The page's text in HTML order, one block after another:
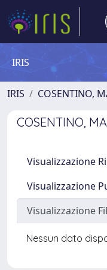
IRIS
IRIS COSENTINO,
COSENTINO,
Visualizzazione
Visualizzazione
Visualizzazione
Nessun dato